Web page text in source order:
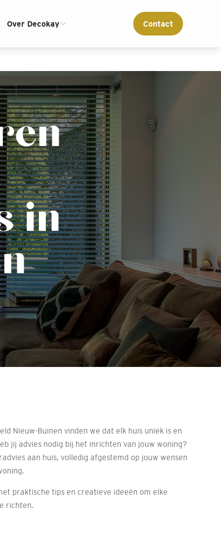
Interieur advies op maat
Over Decokay Contact
in
Nieuw-Buinen vinden we dat elk huis uniek is en
jij advies nodig bij het inrichten van jouw woning?
aan huis, volledig afgestemd op jouw wensen
praktische tips en creatieve ideeën om elke
richten.